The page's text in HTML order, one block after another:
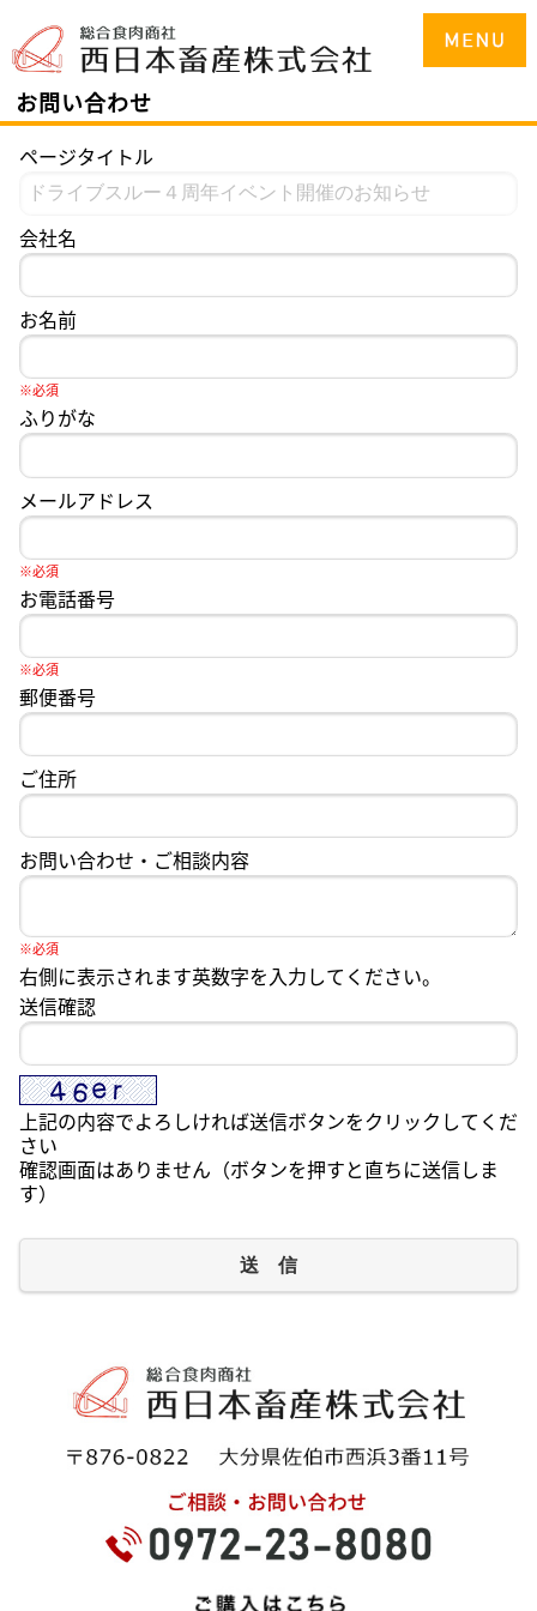
お問い合わせ
ページタイトル
会社名
お名前
※必須
ふりがな
メールアドレス
※必須
お電話番号
※必須
郵便番号
ご住所
お問い合わせ・ご相談内容
※必須
右側に表示されます英数字を入力してください。
送信確認
上記の内容でよろしければ送信ボタンをクリックしてくだ
さい
確認画面はありません（ボタンを押すと直ちに送信しま
す）
送 信